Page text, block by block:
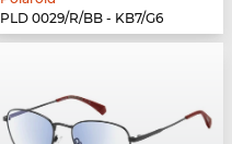
PLD 0029/R/BB - KB7/G6